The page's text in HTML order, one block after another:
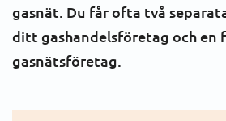
Konsumenträtt
Regler och beslut
Gasmarknaden i Sverige
gasnät. Du får ofta två
ditt gashandelsföretag och en
gasnätsföretag.